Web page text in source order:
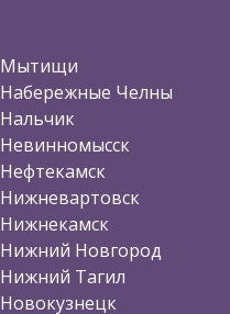
Мытищи
Набережные Челны
Нальчик
Невинномысск
Нефтекамск
Нижневартовск
Нижнекамск
Нижний Новгород
Нижний Тагил
Новокузнецк